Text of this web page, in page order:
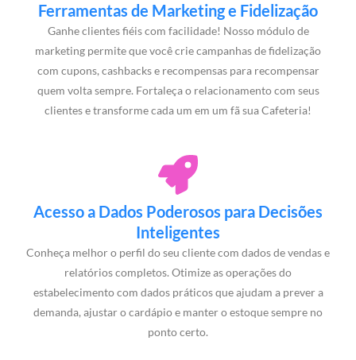
Ferramentas de Marketing e Fidelização
Ganhe clientes fiéis com facilidade! Nosso módulo de
marketing permite que você crie campanhas de fidelização
com cupons, cashbacks e recompensas para recompensar
quem volta sempre. Fortaleça o relacionamento com seus
clientes e transforme cada um em um fã sua Cafeteria!
Acesso a Dados Poderosos para Decisões
Inteligentes
Conheça melhor o perfil do seu cliente com dados de vendas e
relatórios completos. Otimize as operações do
estabelecimento com dados práticos que ajudam a prever a
demanda, ajustar o cardápio e manter o estoque sempre no
ponto certo.